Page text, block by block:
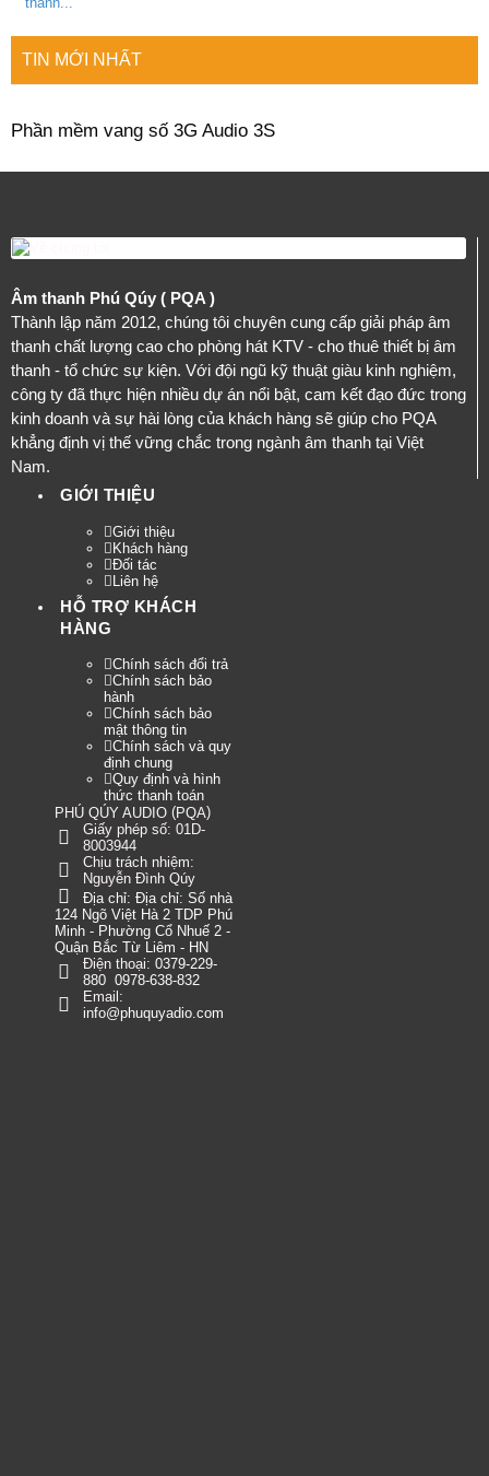
TIN MỚI NHẤT
Phần mềm vang số 3G Audio 3S
Âm thanh Phú Qúy ( PQA )
Thành lập năm 2012, chúng tôi chuyên cung cấp giải pháp âm
thanh chất lượng cao cho phòng hát KTV - cho thuê thiết bị âm
thanh - tổ chức sự kiện. Với đội ngũ kỹ thuật giàu kinh nghiệm,
công ty đã thực hiện nhiều dự án nổi bật, cam kết đạo đức trong
kinh doanh và sự hài lòng của khách hàng sẽ giúp cho PQA
khẳng định vị thế vững chắc trong ngành âm thanh tại Việt
Nam.
GIỚI THIỆU
Giới thiệu
Khách hàng
Đối tác
Liên hệ
HỖ TRỢ KHÁCH
HÀNG
Chính sách đổi trả
Chính sách bảo
hành
Chính sách bảo
mật thông tin
Chính sách và quy
định chung
Quy định và hình
thức thanh toán
PHÚ QÚY AUDIO (PQA)
Giấy phép số: 01D-
8003944
Chịu trách nhiệm:
Nguyễn Đình Qúy
Địa chỉ: Địa chỉ: Số nhà
124 Ngõ Việt Hà 2 TDP Phú
Minh - Phường Cổ Nhuế 2 -
Quận Bắc Từ Liêm - HN
Điện thoại: 0379-229-
880 0978-638-832
Email:
info@phuquyadio.com